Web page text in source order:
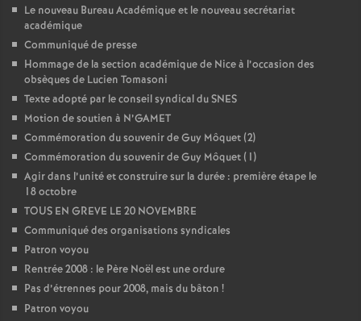
Le nouveau Bureau Académique et le nouveau secrétariat
académique
Communiqué de presse
Hommage de la section académique de Nice à l’occasion des
obsèques de Lucien Tomasoni
Texte adopté par le conseil syndical du SNES
Motion de soutien à N’GAMET
Commémoration du souvenir de Guy Môquet (2)
Commémoration du souvenir de Guy Môquet (1)
Agir dans l’unité et construire sur la durée : première étape le
18 octobre
TOUS EN GREVE LE 20 NOVEMBRE
Communiqué des organisations syndicales
Patron voyou
Rentrée 2008 : le Père Noël est une ordure
Pas d’étrennes pour 2008, mais du bâton !
Patron voyou